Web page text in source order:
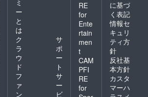
ミ
ー
と
は
ク
ラ
ウ
ド
フ
ァ
ン
サ
ポ
ー
ト
サ
ー
ビ
RE
for
Ente
rtain
men
t
CAM
PFI
RE
for
に基づ
く表記
情報セ
キュリ
ティ方
針
反社基
本方針
カスタ
マーハ